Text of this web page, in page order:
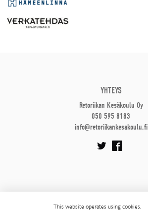
This website operates using cookies.
YHTEYS
Retoriikan Kesäkoulu Oy
050 595 8183
info@retoriikankesakoulu.fi